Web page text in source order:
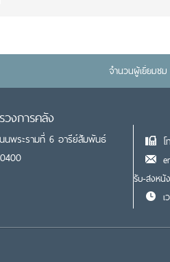
จำนวนผู้เยื่ยมชม
งการคลัง
นพระรามที่ 6 อารีย์สัมพันธ์
รับ-ส่งหนั